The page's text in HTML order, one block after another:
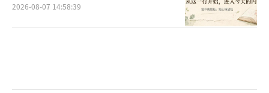
2026-08-07 14:58:39